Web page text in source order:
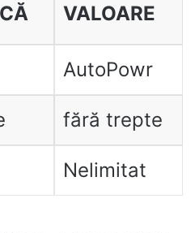
VALOARE
AutoPowr
fără trepte
Nelimitat